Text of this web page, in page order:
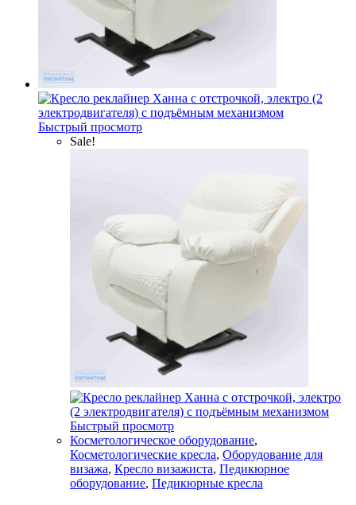
Быстрый просмотр
Sale!
Быстрый просмотр
Косметологическое оборудование,
Косметологические кресла, Оборудование для
визажа, Кресло визажиста, Педикюрное
оборудование, Педикюрные кресла